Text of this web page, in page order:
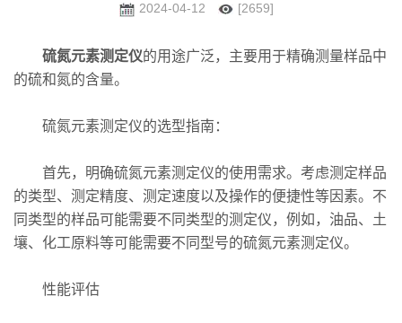
2024-04-12 [2659]
硫氮元素测定仪的用途广泛，主要用于精确测量样品中
的硫和氮的含量。
硫氮元素测定仪的选型指南：
首先，明确硫氮元素测定仪的使用需求。考虑测定样品
的类型、测定精度、测定速度以及操作的便捷性等因素。不
同类型的样品可能需要不同类型的测定仪，例如，油品、土
壤、化工原料等可能需要不同型号的硫氮元素测定仪。
性能评估